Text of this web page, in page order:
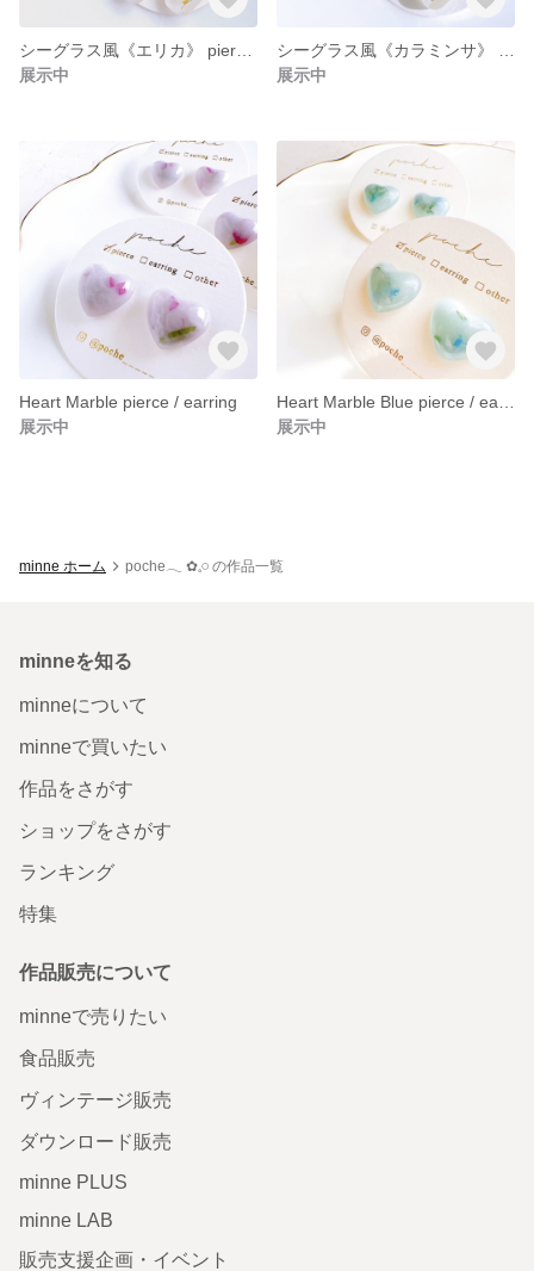
展示中
展示中
Heart Marble pierce / earring
展示中
展示中
minne ホーム poche𓂃 ✿𓈒𓏸 の作品一覧
minneを知る
minneについて
minneで買いたい
作品をさがす
ショップをさがす
ランキング
特集
作品販売について
minneで売りたい
食品販売
ヴィンテージ販売
ダウンロード販売
minne PLUS
minne LAB
販売支援企画・イベント